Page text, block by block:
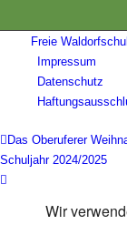
Freie
Impressum
Datenschutz
Das Oberuferer
Schuljahr 2024/2025
Wir